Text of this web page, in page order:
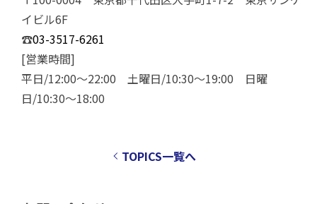
イビル6F
☎03-3517-6261
[営業時間]
平日/12:00～22:00 土曜日/10:30～19:00 日曜
日/10:30～18:00
TOPICS一覧へ